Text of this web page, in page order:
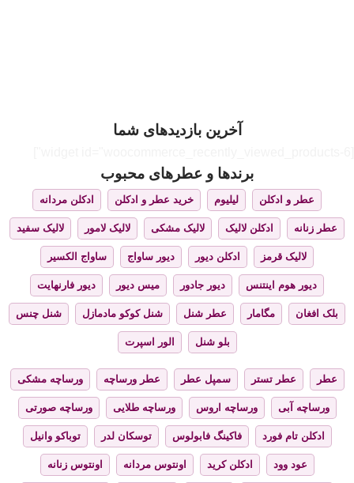
آخرین بازدیدهای شما
برندها و عطرهای محبوب
عطر و ادکلن لیلیوم خرید عطر و ادکلن ادکلن مردانه
عطر زنانه ادکلن لالیک لالیک مشکی لالیک لامور لالیک سفید
لالیک قرمز ادکلن دیور دیور ساواج ساواج الکسیر
دیور هوم اینتنس دیور جادور میس دیور دیور فارنهایت
بلک افغان مگامار عطر شنل شنل کوکو مادمازل شنل چنس
بلو شنل الور اسپرت
عطر عطر تستر سمپل عطر عطر ورساچه ورساچه مشکی
ورساچه آبی ورساچه اروس ورساچه طلایی ورساچه صورتی
ادکلن تام فورد فاکینگ فابولوس توسکان لدر توباکو وانیل
عود وود ادکلن کرید اونتوس مردانه اونتوس زنانه